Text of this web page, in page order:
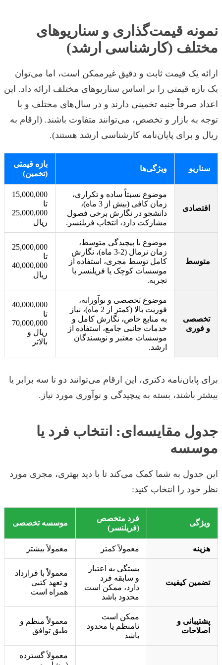
نمونه قیمت‌گذاری و سناریوهای
مختلف (کارشناسی ارشد)
ارائه یک قیمت ثابت و دقیق غیرممکن است، اما می‌توان
یک بازه قیمتی را بر اساس سناریوهای مختلف ارائه داد. این
اعداد صرفاً جنبه تخمینی دارند و در سال‌های مختلف و با
توجه به بازار و تخصص، می‌توانند متفاوت باشند. (ارقام به
ریال و برای پایان‌نامه کارشناسی ارشد هستند).
سناریو ویژگی‌ها
بازه قیمتی
(تخمین)
اقتصادی
موضوع نسبتاً ساده و تکراری،
زمان کافی (بیش از 3 ماه)،
دانشجو در نگارش برخی فصول
مشارکت دارد، انتخاب فریلنسر.
15,000,000
تا
25,000,000
ریال
متوسط
موضوع با پیچیدگی متوسط،
زمان نرمال (2-3 ماه)، نگارش
کامل توسط مجری، استفاده از
موسسات کوچک یا فریلنسر با
تجربه.
25,000,000
تا
40,000,000
ریال
تخصصی
و فوری
موضوع تخصصی و نوآورانه،
فوریت بالا (کمتر از 2 ماه)، نیاز
به منابع خاص، نگارش کامل و
خدمات جانبی جامع، استفاده از
موسسات معتبر و نویسندگان
ارشد.
40,000,000
تا
70,000,000
ریال و
بالاتر
برای پایان‌نامه دکتری، این ارقام می‌توانند دو تا سه برابر یا
بیشتر باشند، بسته به پیچیدگی و نوآوری مورد نیاز.
جدول مقایسه‌ای: انتخاب فرد یا
موسسه
این جدول به شما کمک می‌کند تا با دید بهتری، مجری مورد
نظر خود را انتخاب کنید:
ویژگی
فرد متخصص
(فریلنسر)
موسسه تخصصی
هزینه معمولاً کمتر معمولاً بیشتر
تضمین کیفیت
بستگی به اعتبار
و سابقه فرد
دارد، ممکن است
محدود باشد
معمولاً با قرارداد
و تعهد کتبی
همراه است
پشتیبانی و
اصلاحات
ممکن است
نامنظم یا محدود
باشد
معمولاً منظم و
طبق توافق
معمولاً گسترده